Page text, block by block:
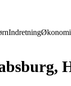
IndretningØkonomi